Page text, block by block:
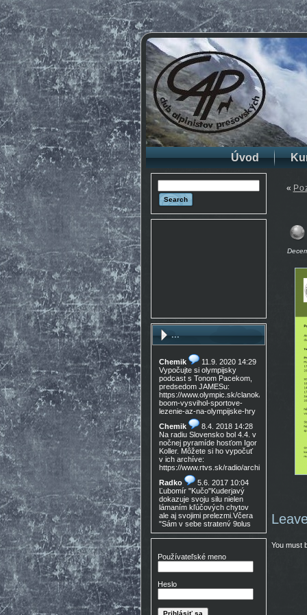
Úvod
...
Chemik
11.9. 2020 14:29
Vypočujte si olympijsky
podcast s Tonom Pacekom,
predsedom JAMESu:
https://www.olympic.sk/clanok/celosvetovy-
boom-vysvihol-sportove-
lezenie-az-na-olympijske-hry
Chemik
8.4. 2018 14:28
Na radiu Slovensko bol 4.4. v
nočnej pyramíde hosťom Igor
Koller. Môžete si ho vypočuť
v ich archíve:
https://www.rtvs.sk/radio/archiv/11436/
Radko
5.6. 2017 10:04
Ľubomír "Kučo"Kuderjavý
dokazuje svoju silu nielen
lámaním kľúčových chytov
ale aj svojimi prelezmi.Včera
"Sám v sebe stratený 9plus
,!Gratulácia!!!
15:30
Nedocenený Prešovský
lezec známy tiež ako Lajoš
Morales predá lezečky, nové
v krabici, nepoužité,
zľava nech nejem 90eur
Používateľské meno
Heslo
«
You must